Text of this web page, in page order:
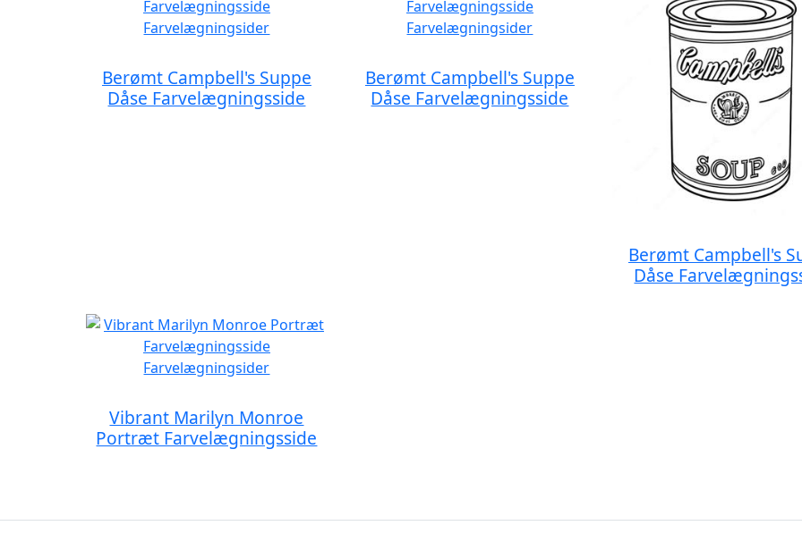
Berømt Campbell's Suppe
Dåse Farvelægningsside
Berømt Campbell's Suppe
Dåse Farvelægningsside
Berømt Campbell's
Dåse
Vibrant Marilyn Monroe
Portræt Farvelægningsside